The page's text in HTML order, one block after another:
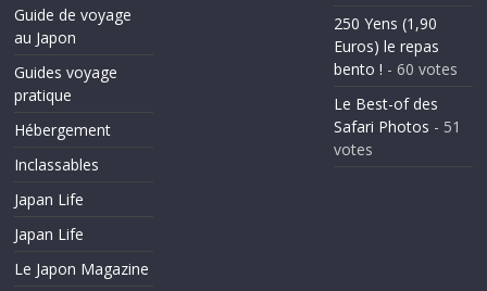
Guide de voyage
au Japon
Guides voyage
pratique
Hébergement
Inclassables
Japan Life
Japan Life
Le Japon Magazine
250 Yens (1,90
Euros) le repas
bento ! - 60 votes
Le Best-of des
Safari Photos - 51
votes